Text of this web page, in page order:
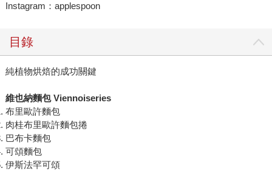
Instagram：applespoon
目錄
純植物烘焙的成功關鍵
維也納麵包 Viennoiseries
布里歐許麵包
肉桂布里歐許麵包捲
巴布卡麵包
可頌麵包
伊斯法罕可頌